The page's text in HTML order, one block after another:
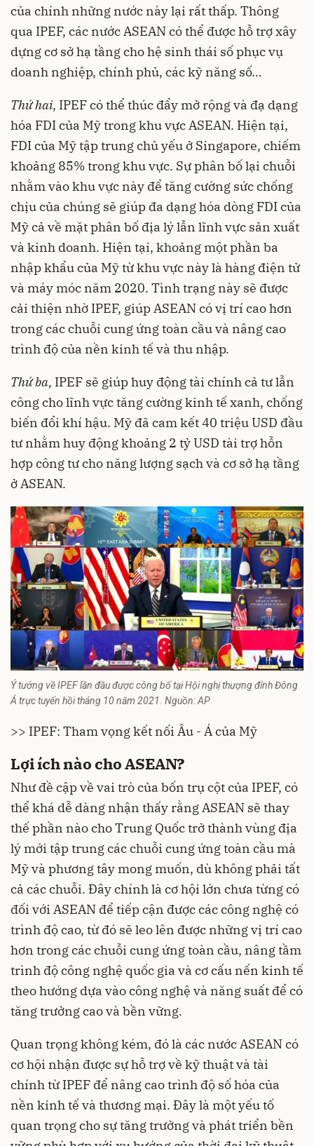
của chính những nước này lại rất thấp. Thông
qua IPEF, các nước ASEAN có thể được hỗ trợ xây
dựng cơ sở hạ tầng cho hệ sinh thái số phục vụ
doanh nghiệp, chính phủ, các kỹ năng số…
Thứ hai, IPEF có thể thúc đẩy mở rộng và đạ dạng
hóa FDI của Mỹ trong khu vực ASEAN. Hiện tại,
FDI của Mỹ tập trung chủ yếu ở Singapore, chiếm
khoảng 85% trong khu vực. Sự phân bố lại chuỗi
nhằm vào khu vực này để tăng cường sức chống
chịu của chúng sẽ giúp đa dạng hóa dòng FDI của
Mỹ cả về mặt phân bố địa lý lẫn lĩnh vực sản xuất
và kinh doanh. Hiện tại, khoảng một phần ba
nhập khẩu của Mỹ từ khu vực này là hàng điện tử
và máy móc năm 2020. Tình trạng này sẽ được
cải thiện nhờ IPEF, giúp ASEAN có vị trí cao hơn
trong các chuỗi cung ứng toàn cầu và nâng cao
trình độ của nền kinh tế và thu nhập.
Thứ ba, IPEF sẽ giúp huy động tài chính cả tư lẫn
công cho lĩnh vực tăng cường kinh tế xanh, chống
biến đổi khí hậu. Mỹ đã cam kết 40 triệu USD đầu
tư nhằm huy động khoảng 2 tỷ USD tài trợ hỗn
hợp công tư cho năng lượng sạch và cơ sở hạ tầng
ở ASEAN.
Ý tưởng về IPEF lần đầu được công bố tại Hội nghị thượng đỉnh Đông
Á trực tuyến hồi tháng 10 năm 2021. Nguồn: AP
>> IPEF: Tham vọng kết nối Âu - Á của Mỹ
Lợi ích nào cho ASEAN?
Như đề cập về vai trò của bốn trụ cột của IPEF, có
thể khá dễ dàng nhận thấy rằng ASEAN sẽ thay
thế phần nào cho Trung Quốc trở thành vùng địa
lý mới tập trung các chuỗi cung ứng toàn cầu mà
Mỹ và phương tây mong muốn, dù không phải tất
cả các chuỗi. Đây chính là cơ hội lớn chưa từng có
đối với ASEAN để tiếp cận được các công nghệ có
trình độ cao, từ đó sẽ leo lên được những vị trí cao
hơn trong các chuỗi cung ứng toàn cầu, nâng tầm
trình độ công nghệ quốc gia và cơ cấu nến kinh tế
theo hướng dựa vào công nghệ và năng suất để có
tăng trưởng cao và bền vững.
Quan trọng không kém, đó là các nướcASEANcó
cơ hội nhận được sự hỗ trợ về kỹ thuật và tài
chính từ IPEF để nâng cao trình độ số hóa của
nền kinh tế và thương mại. Đây là một yếu tố
quan trọng cho sự tăng trưởng và phát triển bền